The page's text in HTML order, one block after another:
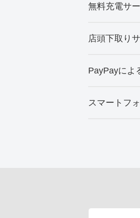
無料充電サ
店頭下取り
PayPayによ
スマートフ